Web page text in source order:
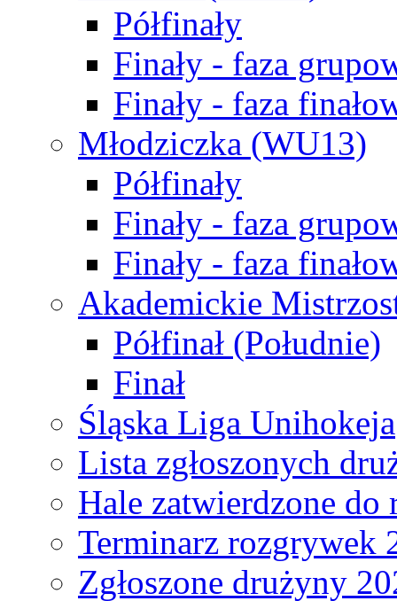
Półfinały
Finały - faza
Finały - faza
Młodziczka (WU13)
Półfinały
Finały - faza
Finały - faza
Akademickie
Półfinał (Południe)
Finał
Śląska Liga Unihokeja
Lista zgłoszonych
Hale zatwierdzone do
Terminarz rozgrywek
Zgłoszone drużyny